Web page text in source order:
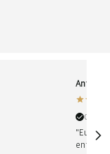
Antje
"Euer